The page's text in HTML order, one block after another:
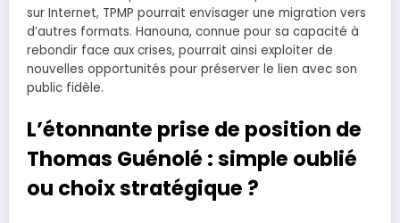
sur Internet, TPMP pourrait envisager une migration vers
d’autres formats. Hanouna, connue pour sa capacité à
rebondir face aux crises, pourrait ainsi exploiter de
nouvelles opportunités pour préserver le lien avec son
public fidèle.
L’étonnante prise de position de
Thomas Guénolé : simple oublié
ou choix stratégique ?